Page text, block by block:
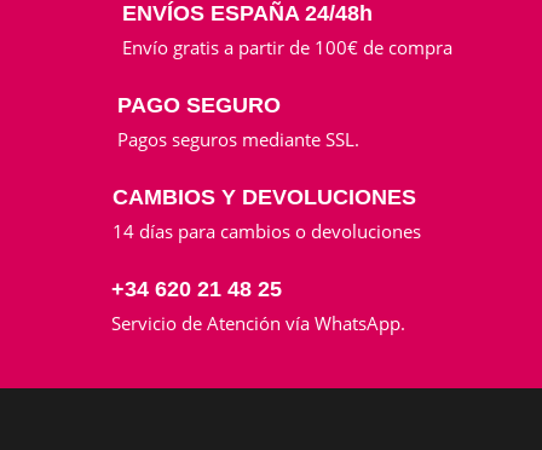
ENVÍOS ESPAÑA 24/48h
Envío gratis a partir de 100€ de compra
PAGO SEGURO
Pagos seguros mediante SSL.
CAMBIOS Y DEVOLUCIONES
14 días para cambios o devoluciones
+34 620 21 48 25
Servicio de Atención vía WhatsApp.